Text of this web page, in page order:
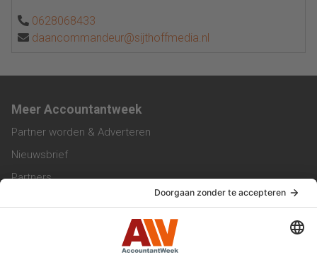
0628068433
daancommandeur@sijthoffmedia.nl
Meer Accountantweek
Partner worden & Adverteren
Nieuwsbrief
Partners